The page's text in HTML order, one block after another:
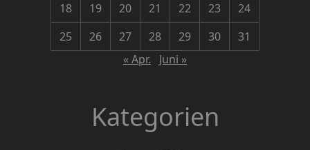
18
19 20 21 22 23
24
25
26 27 28 29 30
31
« Apr.
Juni »
Kategorien